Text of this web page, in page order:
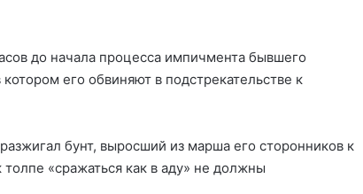
до начала процесса импичмента бывшего
его обвиняют в подстрекательстве к
бунт, выросший из марша его сторонников к
«сражаться как в аду» не должны